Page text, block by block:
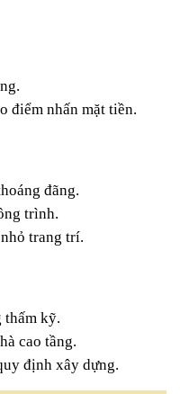
điểm nhấn mặt tiền.
đãng.
trình.
trang trí.
thấm kỹ.
cao tầng.
định xây dựng.